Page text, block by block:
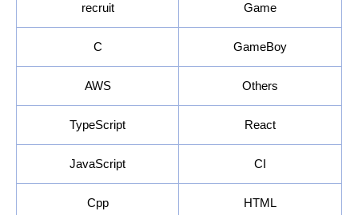
recruit Game
C GameBoy
AWS Others
TypeScript React
JavaScript CI
Cpp HTML